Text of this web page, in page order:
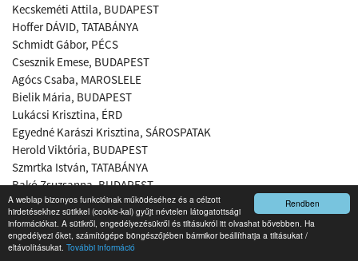
Rendben
A weblap bizonyos funkcióinak működéséhez és a célzott
hirdetésekhez sütikkel (cookie-kal) gyűjt névtelen látogatottsági
információkat. A sütikről, engedélyezésükről és tiltásukról itt olvashat bővebben. Ha
engedélyezi őket, számítógépe böngészőjében bármikor beállíthatja a tiltásukat /
eltávolításukat. További információ
Kecskeméti Attila, BUDAPEST
Hoffer DÁVID, TATABÁNYA
Schmidt Gábor, PÉCS
Csesznik Emese, BUDAPEST
Agócs Csaba, MAROSLELE
Bielik Mária, BUDAPEST
Lukácsi Krisztina, ÉRD
Egyedné Karászi Krisztina, SÁROSPATAK
Herold Viktória, BUDAPEST
Szmrtka István, TATABÁNYA
Bakó Zsuzsanna, BUDAPEST
Venyercsán László, BUDAPEST
​Szikora Nikolett, DEBRECEN
2022. szeptemberi sorsolás nyertesei: 37 fő